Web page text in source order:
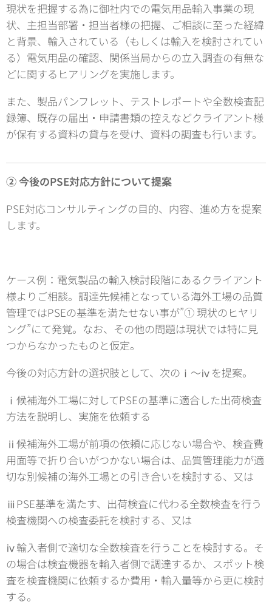
現状を把握する為に御社内での電気用品輸入事業の現
状、主担当部署・担当者様の把握、ご相談に至った経緯
と背景、輸入されている（もしくは輸入を検討されてい
る）電気用品の確認、関係当局からの立入調査の有無な
どに関するヒアリングを実施します。
また、製品パンフレット、テストレポートや全数検査記
録簿、既存の届出・申請書類の控えなどクライアント様
が保有する資料の貸与を受け、資料の調査も行います。
② 今後のPSE対応方針について提案
PSE対応コンサルティングの目的、内容、進め方を提案
します。
ケース例：電気製品の輸入検討段階にあるクライアント
様よりご相談。調達先候補となっている海外工場の品質
管理ではPSEの基準を満たせない事が”① 現状のヒヤリ
ング”にて発覚。なお、その他の問題は現状では特に見
つからなかったものと仮定。
今後の対応方針の選択肢として、次のⅰ～ⅳを提案。
ⅰ候補海外工場に対してPSEの基準に適合した出荷検査
方法を説明し、実施を依頼する
ⅱ候補海外工場が前項の依頼に応じない場合や、検査費
用面等で折り合いがつかない場合は、品質管理能力が適
切な別候補の海外工場との引き合いを検討する、又は
ⅲPSE基準を満たす、出荷検査に代わる全数検査を行う
検査機関への検査委託を検討する、又は
ⅳ輸入者側で適切な全数検査を行うことを検討する。そ
の場合は検査機器を輸入者側で調達するか、スポット検
査を検査機関に依頼するか費用・輸入量等から更に検討
する。